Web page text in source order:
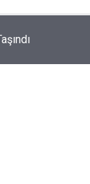
Başında Öğrendi